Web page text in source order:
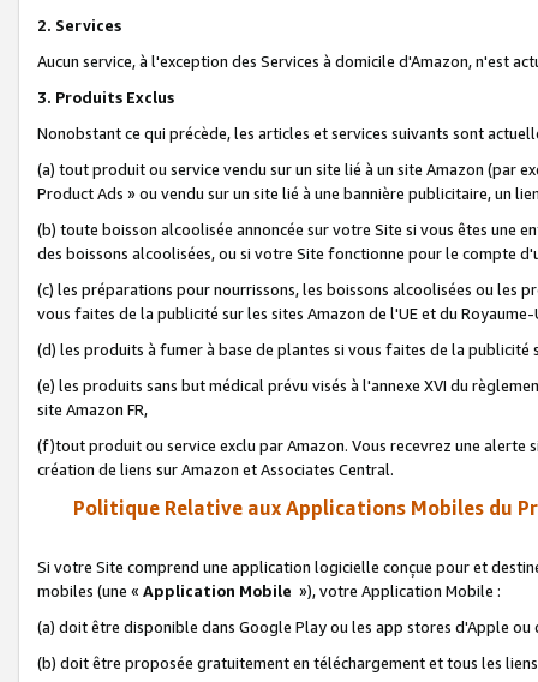
2. Services
Aucun service, à l'exception des Services à domicile d'Amazon, n'est
3. Produits Exclus
Nonobstant ce qui précède, les articles et services suivants sont
(a) tout produit ou service vendu sur un site lié à un site Amazon (par
Product Ads » ou vendu sur un site lié à une bannière publicitaire, un
(b) toute boisson alcoolisée annoncée sur votre Site si vous êtes une
des boissons alcoolisées, ou si votre Site fonctionne pour le compte
(c) les préparations pour nourrissons, les boissons alcoolisées ou les
vous faites de la publicité sur les sites Amazon de l'UE et du Royaume-
(d) les produits à fumer à base de plantes si vous faites de la publicité
(e) les produits sans but médical prévu visés à l'annexe XVI du
site Amazon FR,
(f)tout produit ou service exclu par Amazon. Vous recevrez une alerte
création de liens sur Amazon et Associates Central.
Politique Relative aux Applications Mobiles du
Si votre Site comprend une application logicielle conçue pour et
mobiles (une « Application Mobile »), votre Application Mobile :
(a) doit être disponible dans Google Play ou les app stores d'Apple ou
(b) doit être proposée gratuitement en téléchargement et tous les